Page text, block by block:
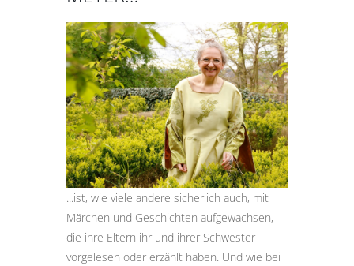
...ist, wie viele andere sicherlich auch, mit
Märchen und Geschichten aufgewachsen,
die ihre Eltern ihr und ihrer Schwester
vorgelesen oder erzählt haben. Und wie bei